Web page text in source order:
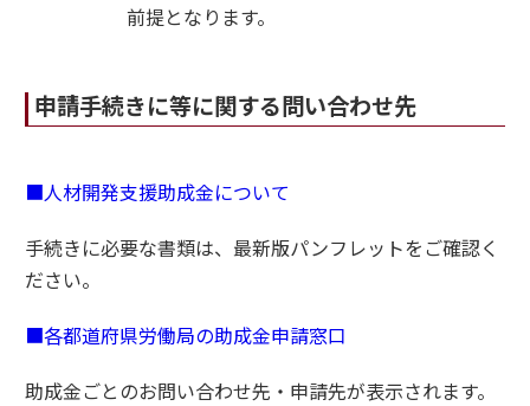
前提となります。
申請手続きに等に関する問い合わせ先
■人材開発支援助成金について
手続きに必要な書類は、最新版パンフレットをご確認く
ださい。
■各都道府県労働局の助成金申請窓口
助成金ごとのお問い合わせ先・申請先が表示されます。